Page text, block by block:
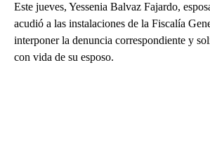
Este jueves, Yessenia Balvaz Fajardo,
acudió a las instalaciones de la Fiscalía
interponer la denuncia correspondiente y
con vida de su esposo.